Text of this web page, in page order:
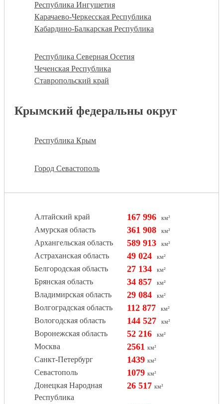
Республика Ингушетия
Карачаево-Черкесская Республика
Кабардино-Балкарская Республика
Республика Северная Осетия
Чеченская Республика
Ставропольский край
Крымский федеральны округ
Республика Крым
Город Севастополь
Алтайский край 167 996 км²
Амурская область 361 908 км²
Архангельская область 589 913 км²
Астраханская область 49 024 км²
Белгородская область 27 134 км²
Брянская область 34 857 км²
Владимирская область 29 084 км²
Волгоградская область 112 877 км²
Вологодская область 144 527 км²
Воронежская область 52 216 км²
Москва 2561 км²
Санкт-Петербург 1439 км²
Севастополь 1079 км²
Донецкая Народная
Республика
26 517 км²